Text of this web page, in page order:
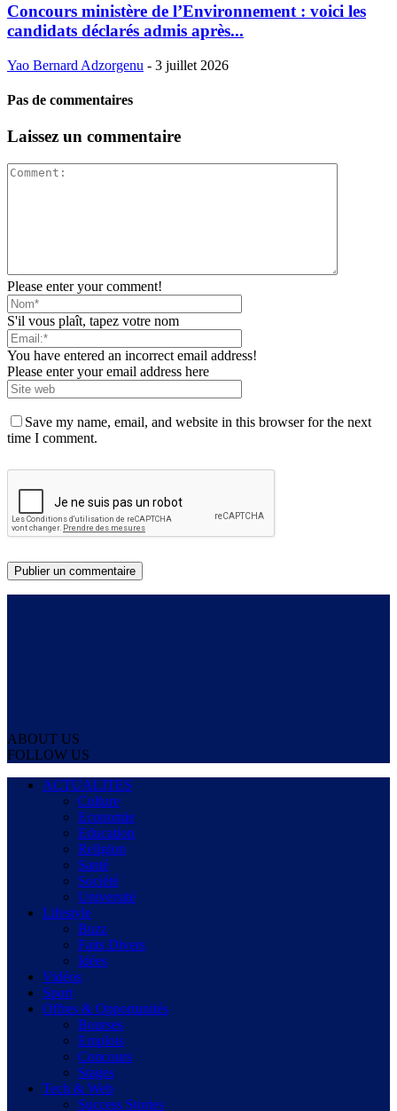
Concours ministère de l’Environnement : voici les
candidats déclarés admis après...
Yao Bernard Adzorgenu - 3 juillet 2026
Pas de commentaires
Laissez un commentaire
Please enter your comment!
S'il vous plaît, tapez votre nom
You have entered an incorrect email address!
Please enter your email address here
Save my name, email, and website in this browser for the next
time I comment.
ABOUT US
FOLLOW US
ACTUALITES
Culture
Economie
Education
Religion
Santé
Société
Université
Lifestyle
Buzz
Faits Divers
Idées
Vidéos
Sport
Offres & Opportunités
Bourses
Emplois
Concours
Stages
Tech & Web
Success Stories